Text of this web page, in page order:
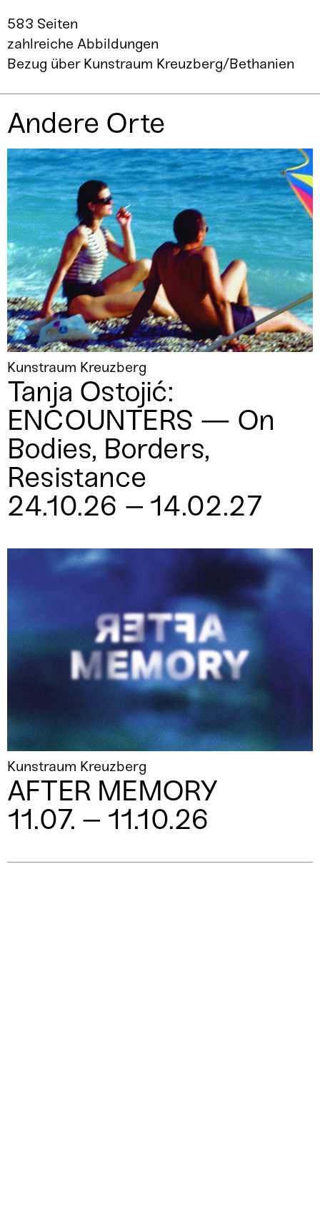
583 Seiten
zahlreiche Abbildungen
Bezug über Kunstraum Kreuzberg/Bethanien
Andere Orte
Kunstraum Kreuzberg
Tanja Ostojić:
ENCOUNTERS — On
Bodies, Borders,
Resistance
24.10.26 – 14.02.27
Kunstraum Kreuzberg
AFTER MEMORY
11.07. – 11.10.26